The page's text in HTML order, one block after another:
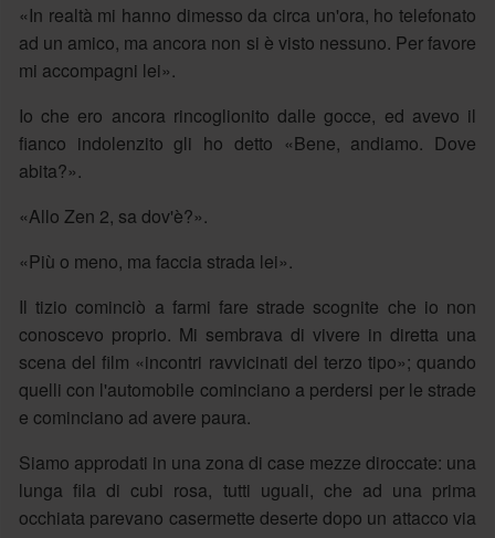
«In realtà mi hanno dimesso da circa un'ora, ho telefonato
ad un amico, ma ancora non si è visto nessuno. Per favore
mi accompagni lei».
Io che ero ancora rincoglionito dalle gocce, ed avevo il
fianco indolenzito gli ho detto «Bene, andiamo. Dove
abita?».
«Allo Zen 2, sa dov'è?».
«Più o meno, ma faccia strada lei».
Il tizio cominciò a farmi fare strade scognite che io non
conoscevo proprio. Mi sembrava di vivere in diretta una
scena del film «incontri ravvicinati del terzo tipo»; quando
quelli con l'automobile cominciano a perdersi per le strade
e cominciano ad avere paura.
Siamo approdati in una zona di case mezze diroccate: una
lunga fila di cubi rosa, tutti uguali, che ad una prima
occhiata parevano casermette deserte dopo un attacco via